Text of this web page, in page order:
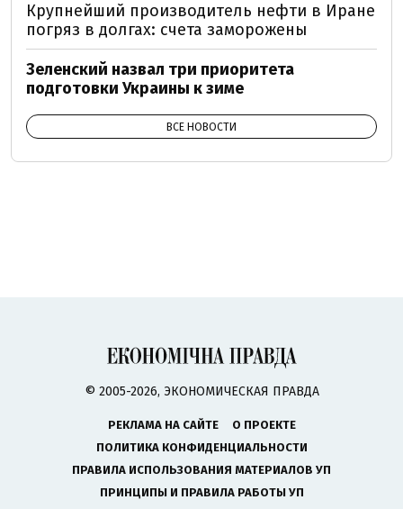
Крупнейший производитель нефти в Иране
погряз в долгах: счета заморожены
Зеленский назвал три приоритета
подготовки Украины к зиме
ВСЕ НОВОСТИ
© 2005-2026, ЭКОНОМИЧЕСКАЯ ПРАВДА
РЕКЛАМА НА САЙТЕ
О ПРОЕКТЕ
ПОЛИТИКА КОНФИДЕНЦИАЛЬНОСТИ
ПРАВИЛА ИСПОЛЬЗОВАНИЯ МАТЕРИАЛОВ УП
ПРИНЦИПЫ И ПРАВИЛА РАБОТЫ УП